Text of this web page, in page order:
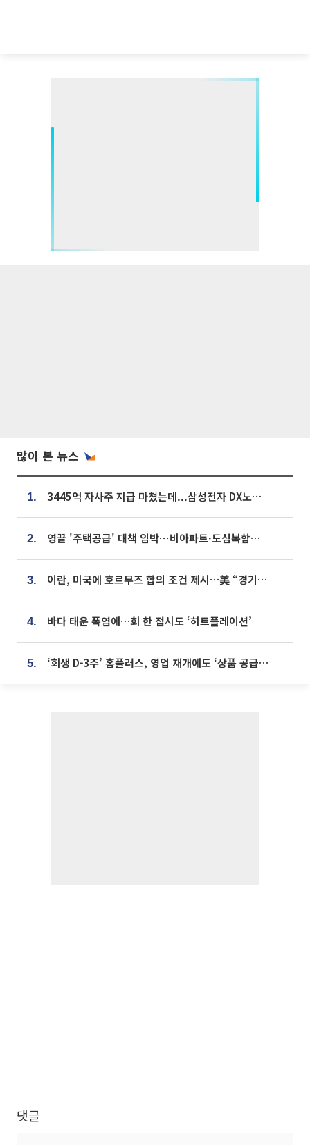
많이 본 뉴스
1. 3445억 자사주 지급 마쳤는데...삼성전자 DX노조, 뒤늦은 '떼쓰기 집회'
2. 영끌 '주택공급' 대책 임박⋯비아파트·도심복합까지 총동원
3. 이란, 미국에 호르무즈 합의 조건 제시…美 “경기 아직 안 끝나” [종합]
4. 바다 태운 폭염에…회 한 접시도 ‘히트플레이션’
5. ‘회생 D-3주’ 홈플러스, 영업 재개에도 ‘상품 공급망’ 복구가 생존 관건
댓글